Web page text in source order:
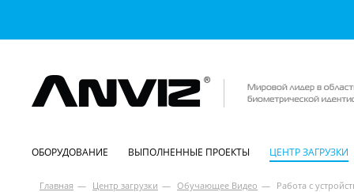
ОБОРУДОВАНИЕ ВЫПОЛНЕННЫЕ ПРОЕКТЫ ЦЕНТР ЗАГРУЗКИ
Главная — Центр загрузки — Обучающее Видео — Работа с